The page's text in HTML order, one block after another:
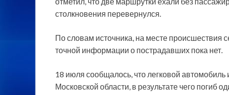
столкновения перевернулся.
По словам источника, на месте происшествия
точной информации о пострадавших пока нет.
18 июля сообщалось, что легковой
Московской области, в результате чего погиб